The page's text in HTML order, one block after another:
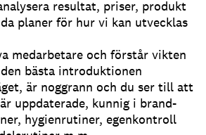
resultat, priser, produkt
planer för hur vi kan utvecklas
medarbetare och förstår vikten
bästa introduktionen
är noggrann och du ser till att
uppdaterade, kunnig i brand-
hygienrutiner, egenkontroll